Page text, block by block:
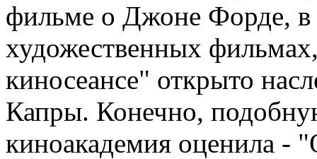
фильме о Джоне Форде,
художественных
киносеансе" открыто
Капры. Конечно,
киноакадемия оценила -